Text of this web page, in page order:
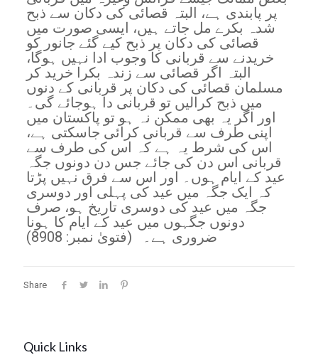
پر پابندی ہے، البتہ قصائی کی دکان سے ذبح
شدہ بکرے مل جاتے ہیں، ایسی صورت میں
قصائی کی دکان پر ذبح کیے گئے جانور کو
خریدنے سے قربانی کا وجوب ادا نہیں ہوگا،
البتہ اگر قصائی سے زندہ بکرا خرید کر
مسلمان قصائی کی دکان پر قربانی کے دنوں
میں ذبح کرالیں تو قربانی دا ہوجائے گی۔
اور اگر یہ بھی ممکن نہ ہو تو پاکستان میں
اپنی طرف سے قربانی کرائی جاسکتی ہے،
اس کی شرط یہ ہے کہ اس کی طرف سے
قربانی اس دن کی جائے جس دن دونوں جگہ
عید کے ایام ہوں۔ اور اس سے فرق نہیں پڑتا
کہ ایک جگہ میں عید کی پہلی اور دوسری
جگہ میں عید کی دوسری تاریخ ہو، صرف
دونوں جگہوں میں عید کے ایام کا ہونا
ضروری ہے۔ (فتویٰ نمبر: 8908)
Share
Quick Links